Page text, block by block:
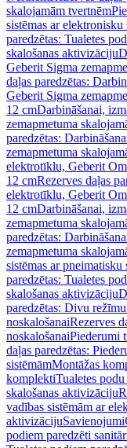
skalojamām tvertnēm
sistēmas ar
paredzētas: Tualetes
skalošanas aktivizāciju
Geberit Sigma
daļas paredzētas:
Geberit Sigma
12 cmDarbināšanai,
zemapmetuma
paredzētas:
zemapmetuma
elektrotīklu, Geberit
12 cmRezerves daļas
elektrotīklu, Geberit
12 cmDarbināšanai,
zemapmetuma
paredzētas:
zemapmetuma
sistēmas ar
paredzētas: Tualetes
skalošanas aktivizāciju
paredzētas: Divu
noskalošanaiRezerves
noskalošanaiPiederumi
daļas paredzētas:
sistēmāmMontāžas
komplektiTualetes
skalošanas aktivizāciju
vadības sistēmām ar
aktivizācijuSavienojumi
podiem paredzēti